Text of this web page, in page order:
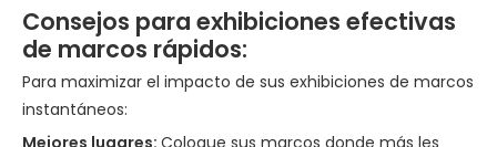
Consejos para exhibiciones efectivas
de marcos rápidos:
Para maximizar el impacto de sus exhibiciones de marcos
instantáneos:
Mejores lugares: Coloque sus marcos donde más les